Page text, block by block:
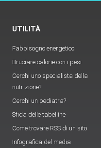
UTILITÀ
Fabbisogno energetico
Bruciare calorie con i pesi
Cerchi uno specialista della
nutrizione?
Cerchi un pediatra?
Sfida delle tabelline
Come trovare RSS di un sito
Infografica del media